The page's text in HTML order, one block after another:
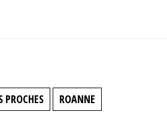
PROCHES ROANNE